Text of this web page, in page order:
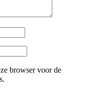
browser voor de